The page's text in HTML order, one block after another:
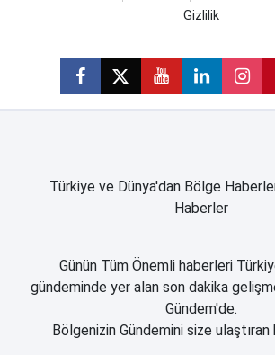
Gizlilik
Türkiye ve Dünya'dan Bölge
Haberler
Günün Tüm Önemli haberleri
gündeminde yer alan son dakika
Gündem'de.
Bölgenizin Gündemini size